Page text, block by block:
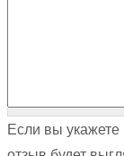
Если вы укажете